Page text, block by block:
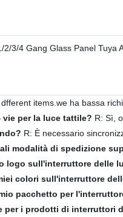
items.we ha bassa
per la luce tattile? R: Sì,
R: È necessario
modalità di spedizione
logo sull'interruttore delle
colori sull'interruttore
pacchetto per
per i prodotti di interruttori